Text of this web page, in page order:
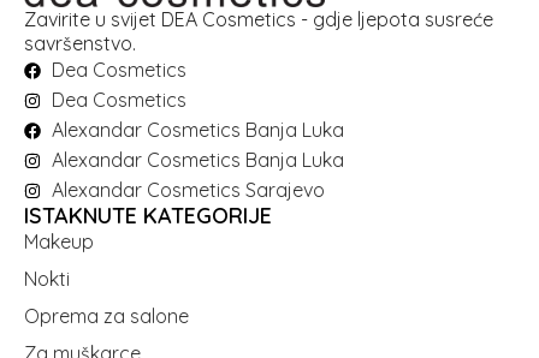
Zavirite u svijet DEA Cosmetics - gdje ljepota susreće
savršenstvo.
Dea Cosmetics
Dea Cosmetics
Alexandar Cosmetics Banja Luka
Alexandar Cosmetics Banja Luka
Alexandar Cosmetics Sarajevo
ISTAKNUTE KATEGORIJE
Makeup
Nokti
Oprema za salone